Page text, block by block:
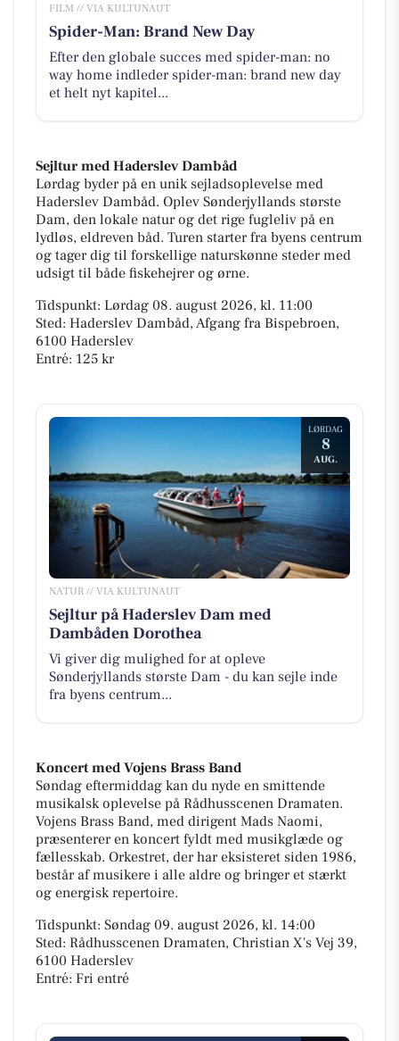
FILM // VIA KULTUNAUT
Spider-Man: Brand New Day
Efter den globale succes med spider-man: no
way home indleder spider-man: brand new day
et helt nyt kapitel...
Sejltur med Haderslev Dambåd
Lørdag byder på en unik sejladsoplevelse med
Haderslev Dambåd. Oplev Sønderjyllands største
Dam, den lokale natur og det rige fugleliv på en
lydløs, eldreven båd. Turen starter fra byens centrum
og tager dig til forskellige naturskønne steder med
udsigt til både fiskehejrer og ørne.
Tidspunkt: Lørdag 08. august 2026, kl. 11:00
Sted: Haderslev Dambåd, Afgang fra Bispebroen,
6100 Haderslev
Entré: 125 kr
LØRDAG
8
AUG.
NATUR // VIA KULTUNAUT
Sejltur på Haderslev Dam med
Dambåden Dorothea
Vi giver dig mulighed for at opleve
Sønderjyllands største Dam - du kan sejle inde
fra byens centrum...
Koncert med Vojens Brass Band
Søndag eftermiddag kan du nyde en smittende
musikalsk oplevelse på Rådhusscenen Dramaten.
Vojens Brass Band, med dirigent Mads Naomi,
præsenterer en koncert fyldt med musikglæde og
fællesskab. Orkestret, der har eksisteret siden 1986,
består af musikere i alle aldre og bringer et stærkt
og energisk repertoire.
Tidspunkt: Søndag 09. august 2026, kl. 14:00
Sted: Rådhusscenen Dramaten, Christian X's Vej 39,
6100 Haderslev
Entré: Fri entré